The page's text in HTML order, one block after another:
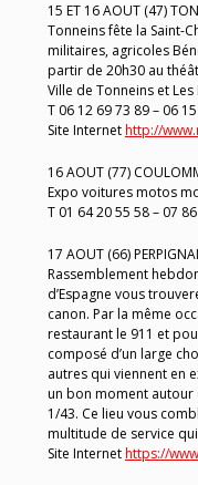
15 ET 16 AOUT (47)
Tonneins fête la Saint-
militaires, agricoles
partir de 20h30 au
Ville de Tonneins et
T 06 12 69 73 89 – 06
Site Internethttp://
16 AOUT (77)
Expo voitures motos
T 01 64 20 55 58 – 07
17 AOUT (66)
Rassemblement
d’Espagne vous
canon. Par la même
restaurant le 911 et
composé d’un large
autres qui viennent en
un bon moment autour
1/43. Ce lieu vous
multitude de service
Site Internethttps://